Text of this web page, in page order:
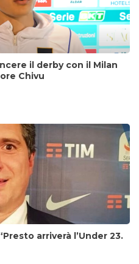
il derby con il Milan
Chivu
arriverà l’Under 23.